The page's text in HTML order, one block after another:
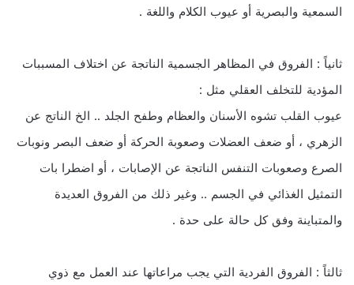
السمعية والبصرية أو عيوب الكلام واللغة .
ثانياً : الفروق في المظاهر الجسمية الناتجة عن اختلاف المسببات
المؤدية للتخلف العقلي مثل :
عيوب القلب تشوه الأسنان والعظام وطفح الجلد .. الخ الناتج عن
الزهري ، أو ضعف العضلات وصعوبة الحركة أو ضعف البصر ونوبات
الصرع وصعوبات التنفس الناتجة عن الإصابات ، أو اضطرا بات
التمثيل الغذائي في الجسم .. وغير ذلك من الفروق العديدة
والمتباينة وفق كل حالة على حدة .
ثالثاً : الفروق الفردية التي يجب مراعاتها عند العمل مع ذوي